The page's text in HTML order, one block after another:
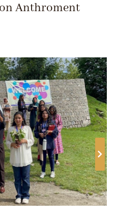
Anthroment